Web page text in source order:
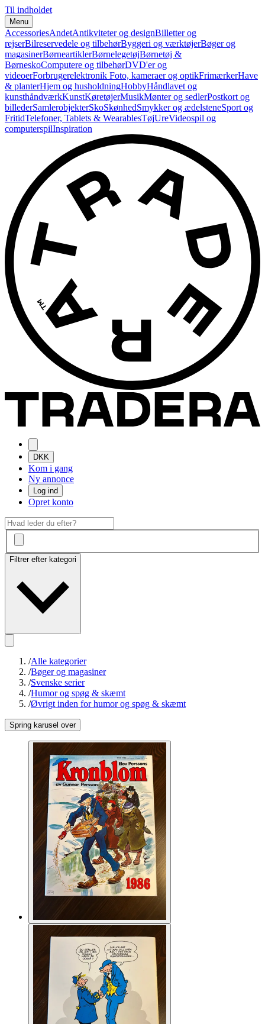
Til indholdet
Menu
AccessoriesAndetAntikviteter og designBilletter og
rejserBilreservedele og tilbehørByggeri og værktøjerBøger og
magasinerBørneartiklerBørnelegetøjBørnetøj &
BørneskoComputere og tilbehørDVD'er og
videoerForbrugerelektronik Foto, kameraer og optikFrimærkerHave
& planterHjem og husholdningHobbyHåndlavet og
kunsthåndværkKunstKøretøjerMusikMønter og sedlerPostkort og
billederSamlerobjekterSkoSkønhedSmykker og ædelsteneSport og
FritidTelefoner, Tablets & WearablesTøjUreVideospil og
computerspilInspiration
DKK
Kom i gang
Ny annonce
Log ind
Opret konto
Filtrer efter kategori
/Alle kategorier
/Bøger og magasiner
/Svenske serier
/Humor og spøg & skæmt
/Øvrigt inden for humor og spøg & skæmt
Spring karusel over